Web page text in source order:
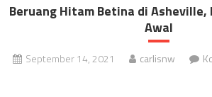
Beruang Hitam Betina di
Awal
September 14, 2021 carlisnw